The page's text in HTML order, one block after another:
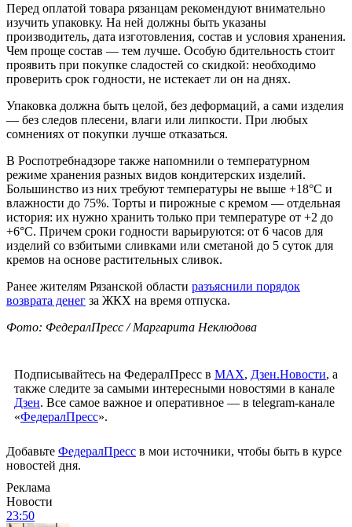
Перед оплатой товара рязанцам рекомендуют внимательно
изучить упаковку. На ней должны быть указаны
производитель, дата изготовления, состав и условия хранения.
Чем проще состав — тем лучше. Особую бдительность стоит
проявить при покупке сладостей со скидкой: необходимо
проверить срок годности, не истекает ли он на днях.
Упаковка должна быть целой, без деформаций, а сами изделия
— без следов плесени, влаги или липкости. При любых
сомнениях от покупки лучше отказаться.
В Роспотребнадзоре также напомнили о температурном
режиме хранения разных видов кондитерских изделий.
Большинство из них требуют температуры не выше +18°C и
влажности до 75%. Торты и пирожные с кремом — отдельная
история: их нужно хранить только при температуре от +2 до
+6°C. Причем сроки годности варьируются: от 6 часов для
изделий со взбитыми сливками или сметаной до 5 суток для
кремов на основе растительных сливок.
Ранее жителям Рязанской области разъяснили порядок
возврата денег за ЖКХ на время отпуска.
Фото: ФедералПресс / Маргарита Неклюдова
Подписывайтесь на ФедералПресс в МАХ, Дзен.Новости, а
также следите за самыми интересными новостями в канале
Дзен. Все самое важное и оперативное — в telegram-канале
«ФедералПресс».
Добавьте ФедералПресс в мои источники, чтобы быть в курсе
новостей дня.
Реклама
Новости
23:50